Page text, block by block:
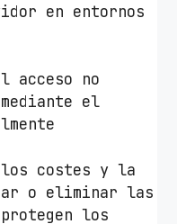
en entornos
acceso no
el
los costes y la
o eliminar las
los